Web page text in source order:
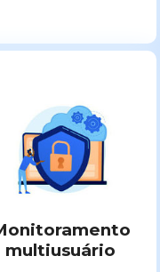
multiusuário